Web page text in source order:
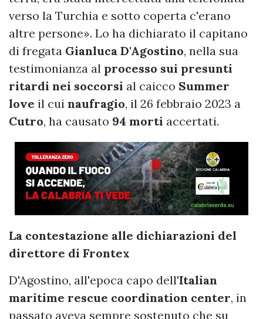
verso la Turchia e sotto coperta c'erano
altre persone». Lo ha dichiarato il capitano
di fregata Gianluca D'Agostino, nella sua
testimonianza al processo sui presunti
ritardi nei soccorsi al caicco Summer
love il cui naufragio, il 26 febbraio 2023 a
Cutro, ha causato 94 morti accertati.
La contestazione alle dichiarazioni del
direttore di Frontex
D'Agostino, all'epoca capo dell'Italian
maritime rescue coordination center, in
passato aveva sempre sostenuto che su